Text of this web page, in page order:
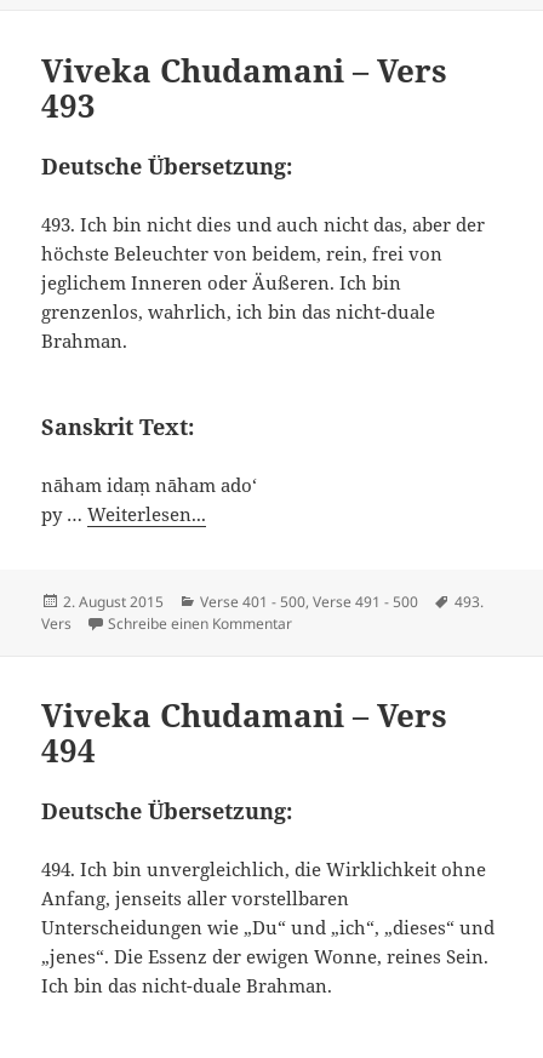
Viveka Chudamani – Vers
493
Deutsche Übersetzung:
493. Ich bin nicht dies und auch nicht das, aber der
höchste Beleuchter von beidem, rein, frei von
jeglichem Inneren oder Äußeren. Ich bin
grenzenlos, wahrlich, ich bin das nicht-duale
Brahman.
Sanskrit Text:
nāham idaṃ nāham ado‘
py …Weiterlesen...
Veröffentlicht
am
2. August 2015 Kategorien
Verse 401 - 500,Verse 491 - 500 Schlagwörter
493.
Vers
Schreibe einen Kommentarzu Viveka Chudamani – Vers 493
Viveka Chudamani – Vers
494
Deutsche Übersetzung:
494. Ich bin unvergleichlich, die Wirklichkeit ohne
Anfang, jenseits aller vorstellbaren
Unterscheidungen wie „Du“ und „ich“, „dieses“ und
„jenes“. Die Essenz der ewigen Wonne, reines Sein.
Ich bin das nicht-duale Brahman.